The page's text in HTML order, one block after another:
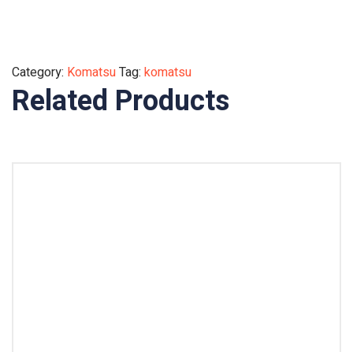
Category: KomatsuTag: komatsu
Related Products